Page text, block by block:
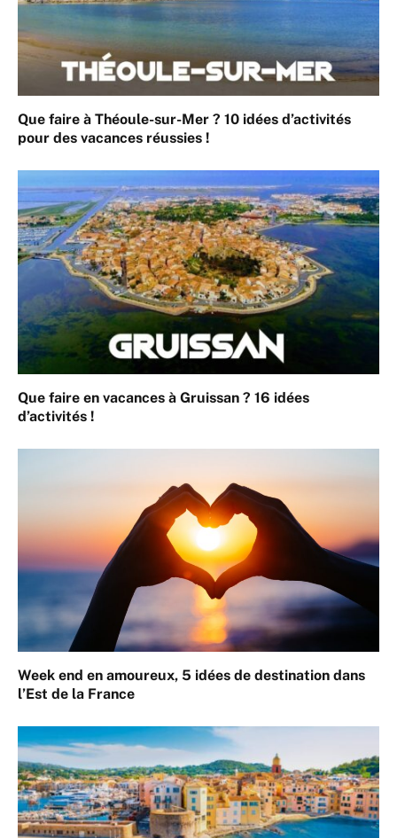
Que faire à Théoule-sur-Mer ? 10 idées d’activités
pour des vacances réussies !
Que faire en vacances à Gruissan ? 16 idées
d’activités !
Week end en amoureux, 5 idées de destination dans
l’Est de la France